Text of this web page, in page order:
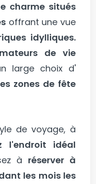
charme situés
offrant une vue
idylliques.
de vie
large choix d'
zones de fête
de voyage, à
l'endroit idéal
à réserver à
les mois les